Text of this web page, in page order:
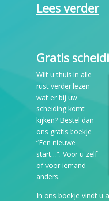
Lees verder
Gratis
Wilt u thuis in alle
rust verder lezen
wat er bij uw
scheiding komt
kijken? Bestel dan
ons gratis boekje
“Een nieuwe
start…”. Voor u zelf
of voor iemand
anders.
In ons boekje vindt u